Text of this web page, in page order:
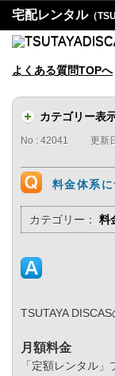
宅配レンタル（
よくある質問TOPへ
カテゴリー表
No : 42041 更新
料金体系に
カテゴリー： 料
TSUTAYA
月額料金
「定額レンタル